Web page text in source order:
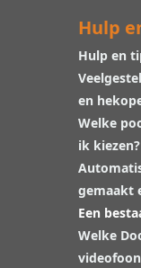
Hulp
Hulp en
en
Welke
ik kiezen?
gemaakt
Een
Welke